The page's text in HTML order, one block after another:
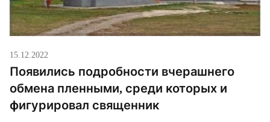
15.12.2022
Появились подробности вчерашнего
обмена пленными, среди которых и
фигурировал священник